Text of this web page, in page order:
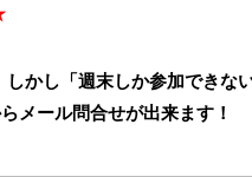
かし「週末しか参加できな
メール問合せが出来ます！